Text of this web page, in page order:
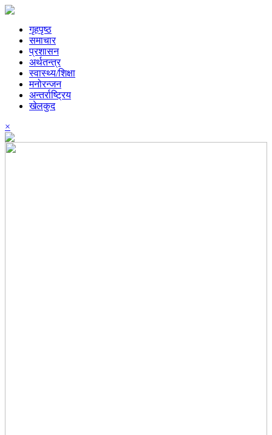
गृहपृष्ठ
समाचार
प्रशासन
अर्थतन्त्र
स्वास्थ्य/शिक्षा
मनोरन्जन
अन्तर्राष्ट्रिय
खेलकुद
×